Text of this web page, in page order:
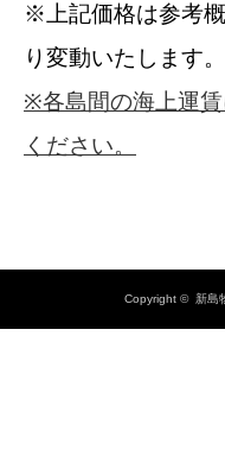
※上記価格は参考
り変動いたします。
※各島間の海上運
ください。
Copyright © 新島